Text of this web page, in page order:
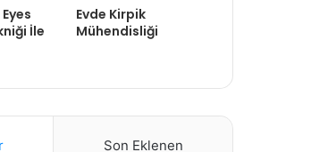
İle
Evde Kirpik
Mühendisliği
Son Eklenen